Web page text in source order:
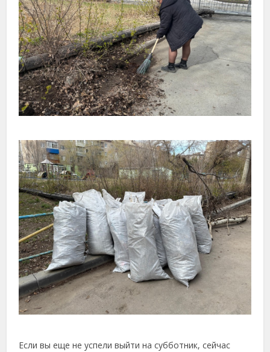
Если вы еще не успели выйти на субботник, сейчас